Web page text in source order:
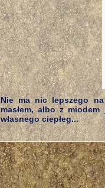
Nie ma nic lepszego
masłem, albo z
własnego ciepłeg...